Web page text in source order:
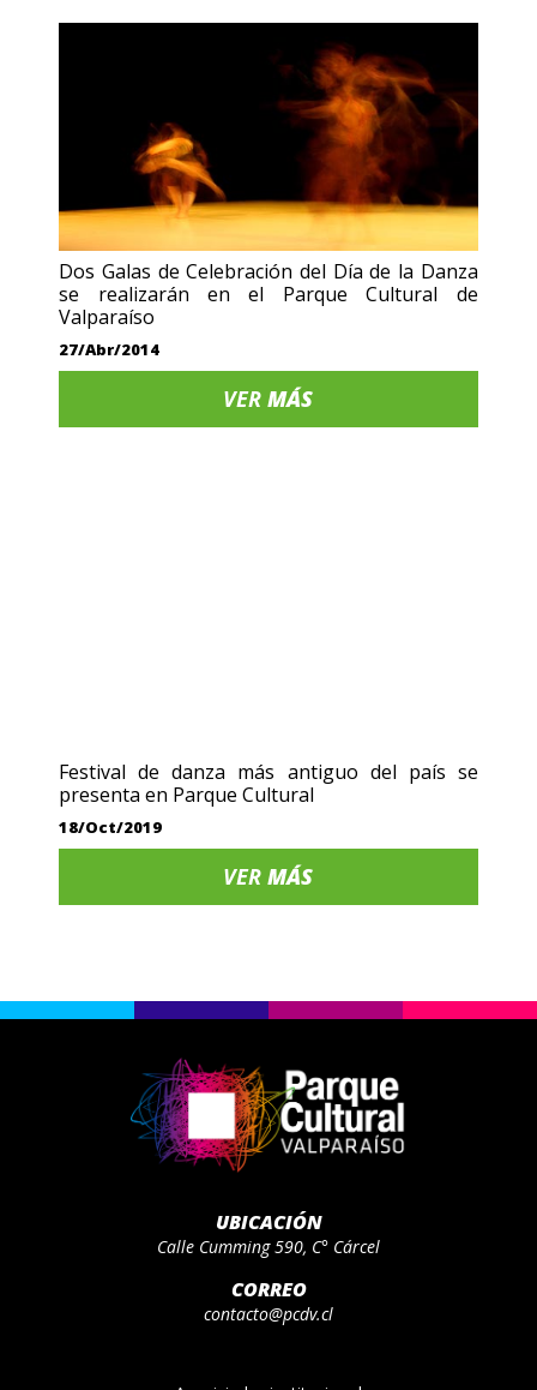
Dos Galas de Celebración del Día de la Danza
se realizarán en el Parque Cultural de
Valparaíso
27/Abr/2014
VERMÁS
Festival de danza más antiguo del país se
presenta en Parque Cultural
18/Oct/2019
VERMÁS
UBICACIÓN
Calle Cumming 590, C° Cárcel
CORREO
contacto@pcdv.cl